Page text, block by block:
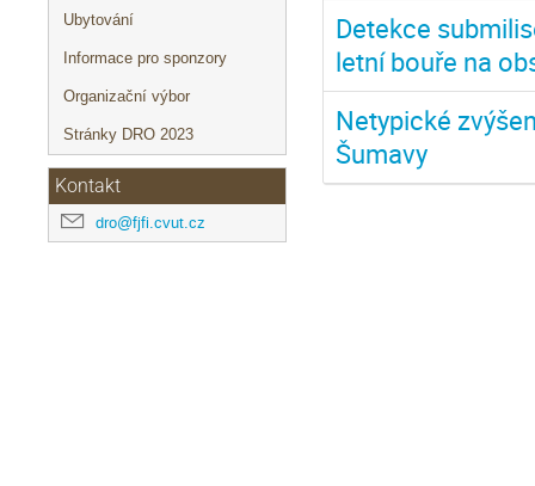
Ubytování
Informace pro sponzory
Organizační výbor
Stránky DRO 2023
Kontakt
dro@fjfi.cvut.cz
Detekce
letní bouře na
Netypické
Šumavy